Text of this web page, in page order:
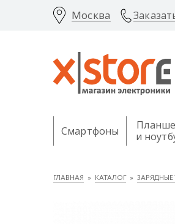
Москва
Смартфоны
и
ГЛАВНАЯ КАТАЛОГ